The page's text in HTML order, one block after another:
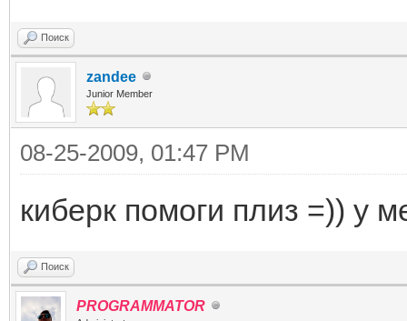
Поиск
zandee
Junior Member
08-25-2009, 01:47 PM
киберк помоги плиз =)) у
Поиск
PROGRAMMATOR